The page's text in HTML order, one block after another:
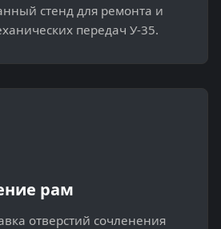
стенд для ремонта и
передач У-35.
рам
отверстий сочленения